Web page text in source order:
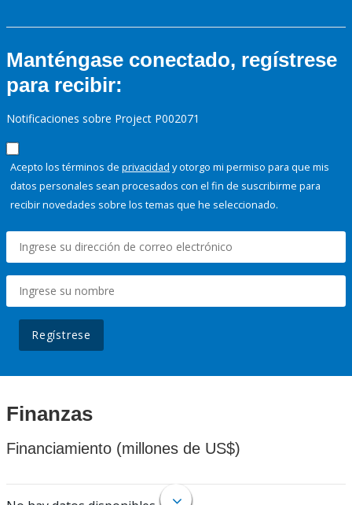
Manténgase conectado, regístrese
para recibir:
Notificaciones sobre Project P002071
Acepto los términos de privacidad y otorgo mi permiso para que mis
datos personales sean procesados con el fin de suscribirme para
recibir novedades sobre los temas que he seleccionado.
Regístrese
Finanzas
Financiamiento (millones de US$)